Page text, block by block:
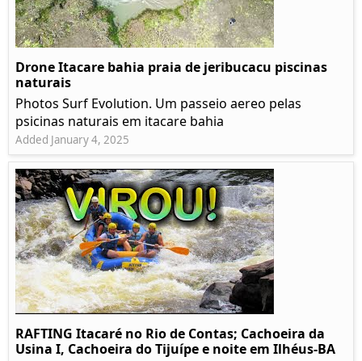
Drone Itacare bahia praia de jeribucacu piscinas
naturais
Photos Surf Evolution. Um passeio aereo pelas
psicinas naturais em itacare bahia
Added January 4, 2025
RAFTING Itacaré no Rio de Contas; Cachoeira da
Usina I, Cachoeira do Tijuípe e noite em Ilhéus-BA